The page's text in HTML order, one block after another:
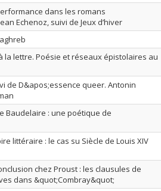
dans les romans
Echenoz, suivi de Jeux d’hiver
la lettre. Poésie et réseaux épistolaires au
de D&apos;essence queer. Antonin
Baudelaire : une poétique de
littéraire : le cas su Siècle de Louis XIV
chez Proust : les clausules de
dans &quot;Combray&quot;